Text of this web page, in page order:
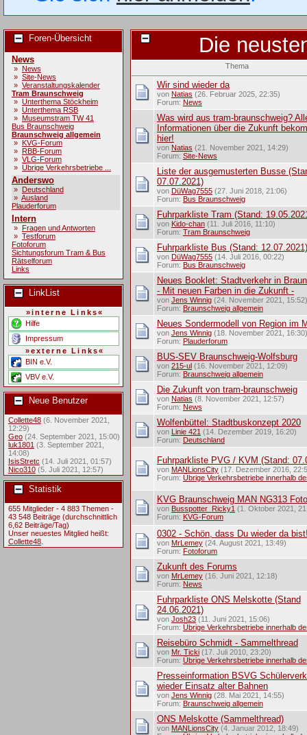
Foren-Übersicht
News
» News
» Site-News
» Veranstaltungskalender
Tram Braunschweig
» Unterthema Stöckheim
» Unterthema RSB
» Museumstram TW 41
Bus Braunschweig
Braunschweig allgemein
» KVG-Forum
» RBB-Forum
» VLG-Forum
» Übrige Verkehrsbetriebe ...
Anderswo
» Deutschland
» Ausland
Plauderforum
Intern
» Fragen und Antworten
» Testforum
Fotoforum
Sichtungsforum Tram & Bus
Rätselforum
Links
LinkList
»interne Links«
Hilfe
Impressum
»externe Links«
BIN e.V.
VBV e.V.
Neue Benutzer
Collette48 (6. November 2021,
12:29)
Geo (24. September 2021, 15:00)
luk1801 (3. September 2021,
14:08)
IsisStretc (14. Juli 2021, 01:57)
Nico310 (5. Juli 2021, 12:57)
Statistik
655 Mitglieder - 4 883 Themen -
43 548 Beiträge (durchschnittlich
6,62 Beiträge/Tag)
Unser neuestes Mitglied heißt:
Collette48.
Die
Thema
Wir sind wieder da
von Natias (26. Februar 2025, 22:35)
Forum: News
Was wird aus tram-braunschweig?
Informationen über die Zukunft
hier!
von Natias (21. November 2021, 14:29)
Forum: Site-News
Liste der ausgemusterten Busse
07.07.2021)
von DüWag7555(27. Juni 2018, 21:06)
Forum: Bus Braunschweig
Fuhrparkliste Tram (Stand:
von Kido-chan(11. Juli 2016, 11:10)
Forum: Tram Braunschweig
Fuhrparkliste Bus (Stand: 12.07.2021)
von DüWag7555(14. Juli 2016, 00:22)
Forum: Bus Braunschweig
Neues Booklet: Stadtverkehr in
- Mit neuen Farben in die Zukunft -
von Jens Winnig(24. November 2021, 15:52)
Forum: Braunschweig allgemein
Neues Sondermodell von Region im
von Jens Winnig(18. November 2021, 16:30)
Forum: Plauderforum
BUS-SEV Braunschweig-Wolfsburg
von 215-ul(16. November 2021, 12:09)
Forum: Braunschweig allgemein
Die Zukunft von tram-braunschweig
von Natias (8. November 2021, 12:57)
Forum: News
Wolfenbüttel: Stadtbuskonzept 2020
von Linie 421 (14. Dezember 2019, 16:20)
Forum: Deutschland
Fuhrparkliste PVG / KVM (Stand:
von MANLionsCity(17. Dezember 2016,
Forum: Übrige Verkehrsbetriebe innerhalb
KVG Braunschweig MAN NG313
von Busspotter_Ricky1 (1. Oktober 2021,
Forum: KVG-Forum
0302 - Schön, dass Du wieder da
von MrLemey(24. August 2021, 13:49)
Forum: Fotoforum
Zukunft des Forums
von MrLemey(16. Juni 2021, 12:18)
Forum: News
Fuhrparkliste ONS Melskotte (Stand
24.06.2021)
von Josh23(11. Juni 2021, 15:06)
Forum: Übrige Verkehrsbetriebe innerhalb
Reisebüro Schmidt - Sammelthread
von Mr. Ticki(17. Juli 2010, 23:20)
Forum: Übrige Verkehrsbetriebe innerhalb
Presseinformation BSVG
wieder Einsatz alter Bahnen
von Jens Winnig(28. Mai 2021, 14:55)
Forum: Braunschweig allgemein
ONS Melskotte (Sammelthread)
von MANLionsCity(4. Januar 2012, 18:49)